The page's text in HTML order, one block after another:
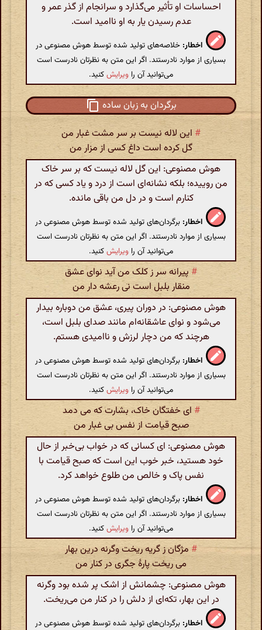
احساسات او تأثیر می‌گذارد و سرانجام از گذر عمر و
عدم رسیدن یار به او ناامید است.
اخطار: خلاصه‌های تولید شده توسط هوش مصنوعی در
بسیاری از موارد نادرستند. اگر این متن به نظرتان نادرست است
می‌توانید آن را ویرایشکنید.
برگردان به زبان ساده
# این لاله نیست بر سر مشت غبار من
گل کرده است داغ کسی از مزار من
هوش مصنوعی: این گل لاله نیست که بر سر خاک
من روییده؛ بلکه نشانه‌ای است از درد و یاد کسی که در
کنارم است و در دل من باقی مانده.
اخطار: برگردان‌های تولید شده توسط هوش مصنوعی در
بسیاری از موارد نادرستند. اگر این متن به نظرتان نادرست است
می‌توانید آن را ویرایشکنید.
# پیرانه سر ز کلک من آید نوای عشق
منقار بلبل است نی رعشه دار من
هوش مصنوعی: در دوران پیری، عشق من دوباره بیدار
می‌شود و نوای عاشقانه‌ام مانند صدای بلبل است،
هرچند که من دچار لرزش و ناامیدی هستم.
اخطار: برگردان‌های تولید شده توسط هوش مصنوعی در
بسیاری از موارد نادرستند. اگر این متن به نظرتان نادرست است
می‌توانید آن را ویرایشکنید.
# ای خفتگان خاک، بشارت که می دمد
صبح قیامت از نفس بی غبار من
هوش مصنوعی: ای کسانی که در خواب بی‌خبر از حال
خود هستید، خبر خوب این است که صبح قیامت با
نفس پاک و خالص من طلوع خواهد کرد.
اخطار: برگردان‌های تولید شده توسط هوش مصنوعی در
بسیاری از موارد نادرستند. اگر این متن به نظرتان نادرست است
می‌توانید آن را ویرایشکنید.
# مژگان ز گریه ریخت وگرنه درین بهار
می ریخت پارهٔ جگری در کنار من
هوش مصنوعی: چشمانش از اشک پر شده بود وگرنه
در این بهار، تکه‌ای از دلش را در کنار من می‌ریخت.
اخطار: برگردان‌های تولید شده توسط هوش مصنوعی در